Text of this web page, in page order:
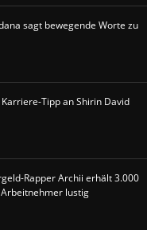
sagt bewegende Worte zu
Tipp an Shirin David
Rapper Archii erhält 3.000
lustig